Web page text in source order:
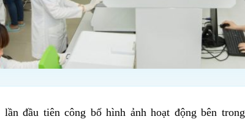
lần đầu tiên công bố hình ảnh hoạt động bên trong